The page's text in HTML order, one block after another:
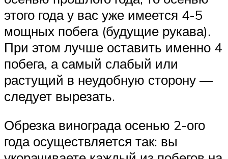
этого года у вас уже имеется 4-5
мощных побега (будущие рукава).
При этом лучше оставить именно 4
побега, а самый слабый или
растущий в неудобную сторону —
следует вырезать.
Обрезка винограда осенью 2-ого
года осуществляется так: вы